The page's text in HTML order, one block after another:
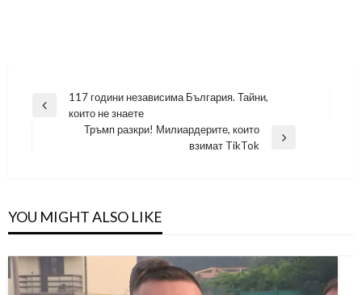
Навигация
Previous
117 години независима България. Тайни,
които не знаете
Тръмп разкри! Милиардерите, които
взимат TikTok
YOU MIGHT ALSO LIKE